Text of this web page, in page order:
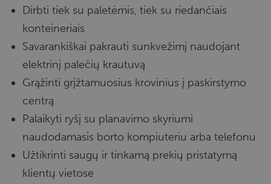
Dirbti tiek su paletėmis, tiek su riedančiais
konteineriais
Savarankiškai pakrauti sunkvežimį naudojant
elektrinį palečių krautuvą
Grąžinti grįžtamuosius krovinius į paskirstymo
centrą
Palaikyti ryšį su planavimo skyriumi
naudodamasis borto kompiuteriu arba telefonu
Užtikrinti saugų ir tinkamą prekių pristatymą
klientų vietose